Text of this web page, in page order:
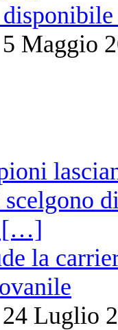
Maggio
la
Luglio